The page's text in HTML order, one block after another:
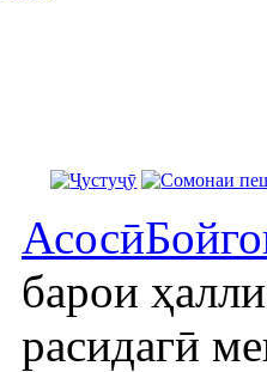
Асосӣ
барои
расидагӣ